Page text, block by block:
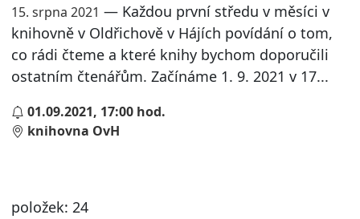
15. srpna 2021 — Každou první středu v měsíci v
knihovně v Oldřichově v Hájích povídání o tom,
co rádi čteme a které knihy bychom doporučili
ostatním čtenářům. Začínáme 1. 9. 2021 v 17...
01.09.2021, 17:00 hod.
knihovna OvH
položek: 24